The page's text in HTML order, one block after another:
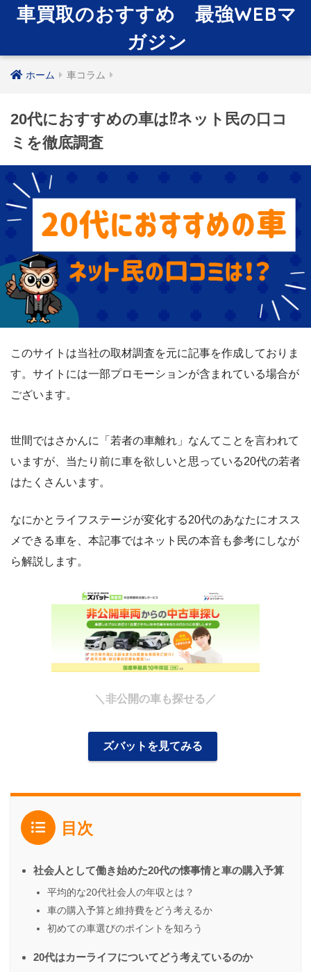
車買取のおすすめ 最強WEBマ
ガジン
ホーム 車コラム
20代におすすめの車は⁉︎ネット民の口コ
ミを徹底調査
このサイトは当社の取材調査を元に記事を作成しておりま
す。サイトには一部プロモーションが含まれている場合が
ございます。
世間ではさかんに「若者の車離れ」なんてことを言われて
いますが、当たり前に車を欲しいと思っている20代の若者
はたくさんいます。
なにかとライフステージが変化する20代のあなたにオスス
メできる車を、本記事ではネット民の本音も参考にしなが
ら解説します。
＼非公開の車も探せる／
ズバットを見てみる
目次
社会人として働き始めた20代の懐事情と車の購入予算
平均的な20代社会人の年収とは？
車の購入予算と維持費をどう考えるか
初めての車選びのポイントを知ろう
20代はカーライフについてどう考えているのか